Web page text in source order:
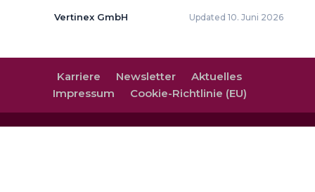
Vertinex GmbH Updated 10. Juni 2026
Karriere Newsletter
Aktuelles
Impressum
Cookie-Richtlinie (EU)